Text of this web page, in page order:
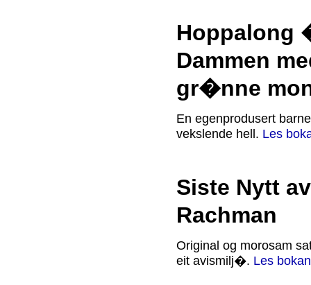
Hoppalong
Dammen
gr�nne
En egenprodusert
vekslende hell. Les
Siste Nytt
Rachman
Original og morosam
eit avismilj�. Les